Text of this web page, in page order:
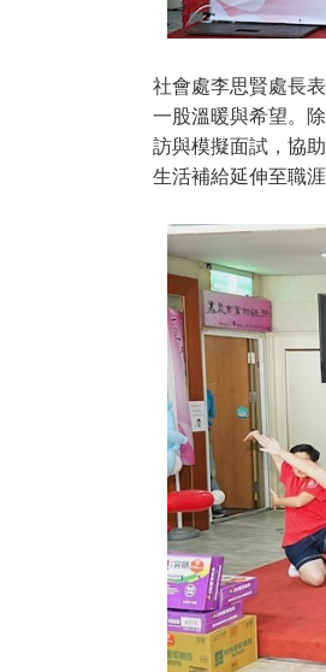
社會處李思賢處長
一股溫暖與希望。
訪與模擬面試，協
生活補給延伸至職